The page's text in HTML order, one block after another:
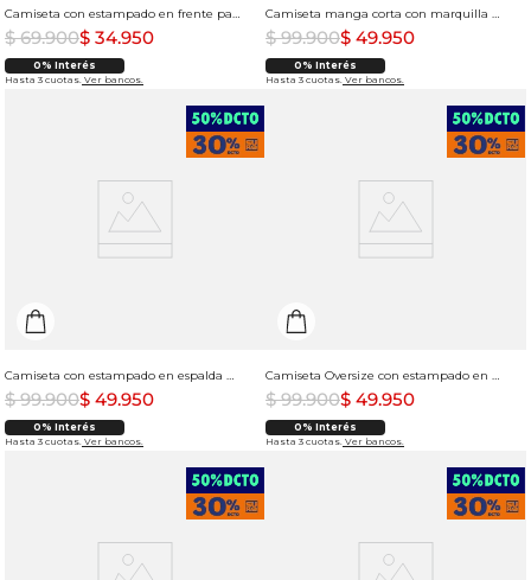
Camiseta con estampado en frente para hombre
$ 69.900$ 34.950
0% Interés
Hasta 3 cuotas. Ver bancos.
Camiseta manga corta con marquilla decorativa para hombre
$ 99.900$ 49.950
0% Interés
Hasta 3 cuotas. Ver bancos.
Camiseta con estampado en espalda para hombre
$ 99.900$ 49.950
0% Interés
Hasta 3 cuotas. Ver bancos.
Camiseta Oversize con estampado en frente para hombre
$ 99.900$ 49.950
0% Interés
Hasta 3 cuotas. Ver bancos.